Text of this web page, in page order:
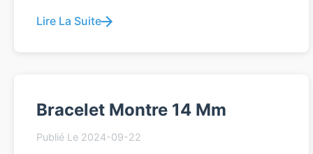
Lire La Suite
Bracelet Montre 14 Mm
Publié Le 2024-09-22